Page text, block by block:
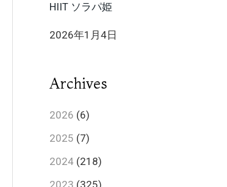
HIIT ソラパ姫
2026年1月4日
Archives
2026 (6)
2025 (7)
2024 (218)